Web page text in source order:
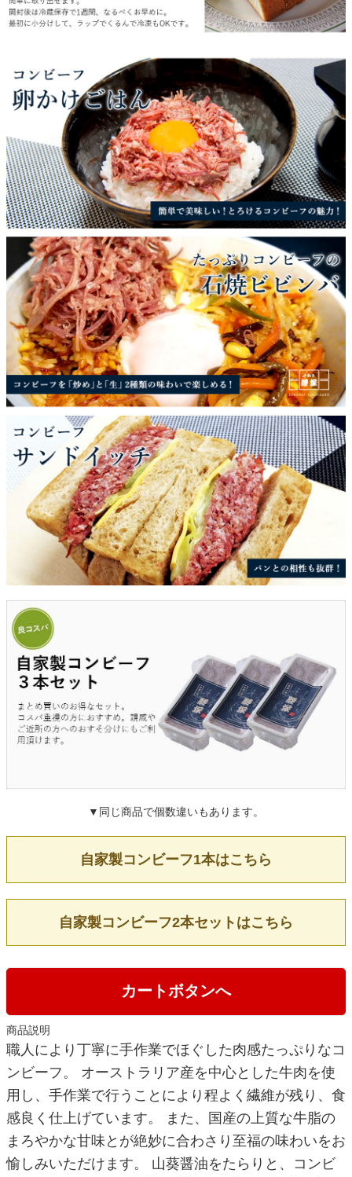
▼同じ商品で個数違いもあります。
自家製コンビーフ1本はこちら
自家製コンビーフ2本セットはこちら
カートボタンへ
商品説明
職人により丁寧に手作業でほぐした肉感たっぷりなコ
ンビーフ。 オーストラリア産を中心とした牛肉を使
用し、手作業で行うことにより程よく繊維が残り、食
感良く仕上げています。 また、国産の上質な牛脂の
まろやかな甘味とが絶妙に合わさり至福の味わいをお
愉しみいただけます。 山葵醤油をたらりと、コンビ